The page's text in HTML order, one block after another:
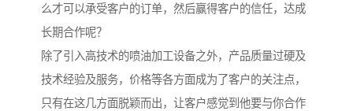
么才可以承受客户的订单，然后赢得客户的信任，达成
长期合作呢？
除了引入高技术的喷油加工设备之外，产品质量过硬及
技术经验及服务，价格等各方面成为了客户的关注点，
只有在这几方面脱颖而出，让客户感觉到他要与你合作